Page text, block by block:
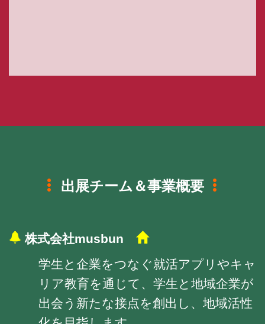
出展チーム＆事業概要
株式会社musbun
学生と企業をつなぐ就活アプリやキャ
リア教育を通じて、学生と地域企業が
出会う新たな接点を創出し、地域活性